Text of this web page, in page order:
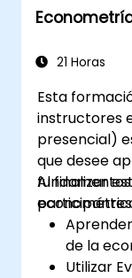
21 Horas
Esta
instructores
presencial)
que desee
Al finalizar
de la
Utilizar